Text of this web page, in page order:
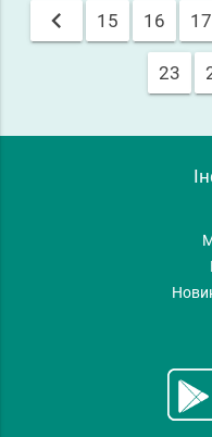
chevron_left 15 16 17
23